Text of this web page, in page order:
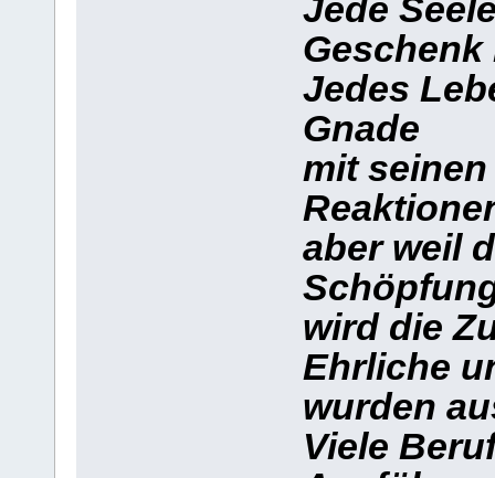
Jede
Geschenk
Jedes
Gnade
mit
aber weil
wird die
Ehrliche
wurden
Viele